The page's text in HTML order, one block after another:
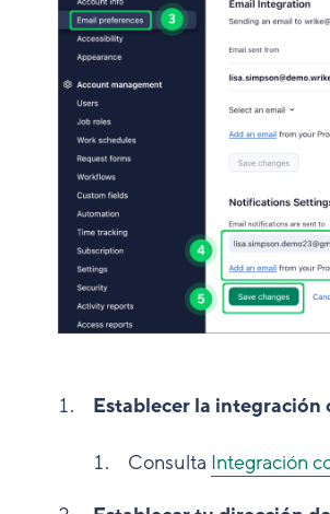
Establecer la
Consulta Integración